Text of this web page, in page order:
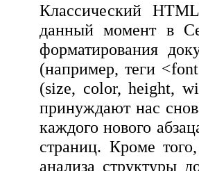
Классический
данный момент в
форматирования
(например, теги
(size, color, height,
принуждают нас
каждого нового
страниц. Кроме
анализа структуры